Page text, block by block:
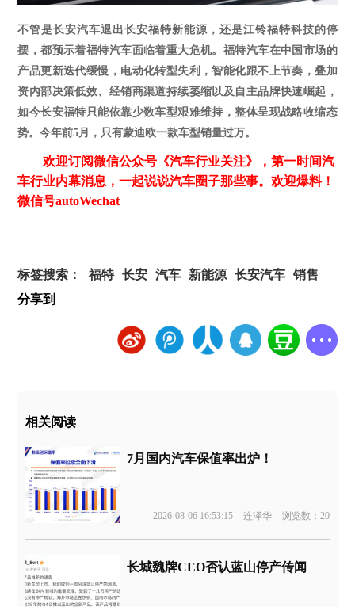
不管是长安汽车退出长安福特新能源，还是江铃福特科技的停
摆，都预示着福特汽车面临着重大危机。福特汽车在中国市场的
产品更新迭代缓慢，电动化转型失利，智能化跟不上节奏，叠加
资内部决策低效、经销商渠道持续萎缩 以及自主品牌快速崛起，
如今长安福特只能依靠少数车型艰难维持，整体呈现战略收缩态
势。今年前5月，只有蒙迪欧一款车型销量过万。
欢迎订阅微信公众号《汽车行业关注》，第一时间汽
车行业内幕消息，一起说说汽车圈子那些事。欢迎爆料！
微信号autoWechat
标签搜索： 福特 长安 汽车 新能源 长安汽车
销售
分享到
相关阅读
7月国内汽车保值率出炉！
2026-08-06 16:53:15 连泽华 浏览数：20
长城魏牌CEO否认蓝山停产传闻